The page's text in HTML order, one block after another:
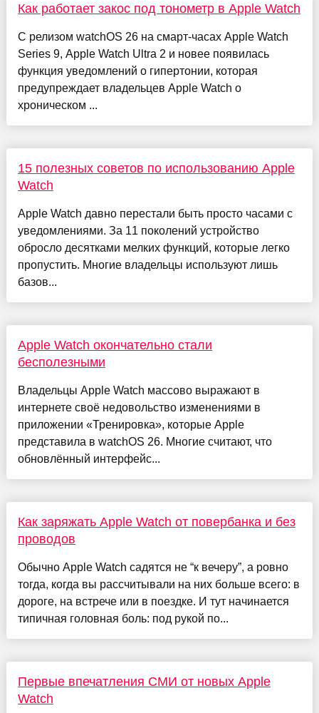
Как работает закос под тонометр в Apple Watch
С релизом watchOS 26 на смарт-часах Apple Watch
Series 9, Apple Watch Ultra 2 и новее появилась
функция уведомлений о гипертонии, которая
предупреждает владельцев Apple Watch о
хроническом ...
15 полезных советов по использованию Apple
Watch
Apple Watch давно перестали быть просто часами с
уведомлениями. За 11 поколений устройство
обросло десятками мелких функций, которые легко
пропустить. Многие владельцы используют лишь
базов...
Apple Watch окончательно стали
бесполезными
Владельцы Apple Watch массово выражают в
интернете своё недовольство изменениями в
приложении «Тренировка», которые Apple
представила в watchOS 26. Многие считают, что
обновлённый интерфейс...
Как заряжать Apple Watch от повербанка и без
проводов
Обычно Apple Watch садятся не “к вечеру”, а ровно
тогда, когда вы рассчитывали на них больше всего: в
дороге, на встрече или в поездке. И тут начинается
типичная головная боль: под рукой по...
Первые впечатления СМИ от новых Apple
Watch